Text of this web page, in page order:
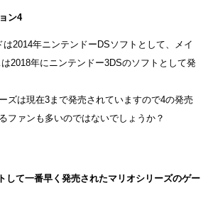
ン4
2014年ニンテンドーDSソフトとして、メイ
2018年にニンテンドー3DSのソフトとして発
ズは現在3まで発売されていますので4の発売
ファンも多いのではないでしょうか？
て一番早く発売されたマリオシリーズのゲー